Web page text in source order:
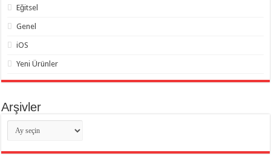
Eğitsel
Genel
iOS
Yeni Ürünler
Arşivler
Arşivler